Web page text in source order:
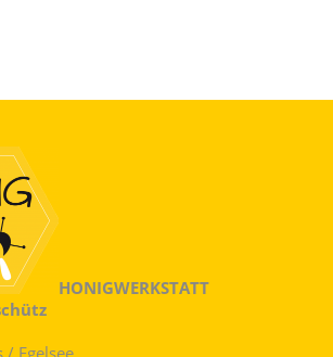
HONIGWERKSTATT
/ Egelsee